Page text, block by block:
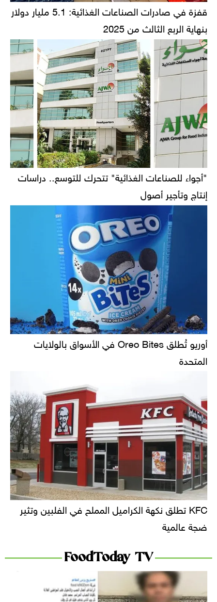
قفزة في صادرات الصناعات الغذائية: 5.1 مليار دولار
بنهاية الربع الثالث من 2025
"أجواء للصناعات الغذائية" تتحرك للتوسع.. دراسات
إنتاج وتأجير أصول
أوريو تُطلق Oreo Bites في الأسواق بالولايات
المتحدة
KFC تطلق نكهة الكراميل المملح في الفلبين وتثير
ضجة عالمية
FoodToday TV